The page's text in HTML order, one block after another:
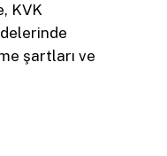
KVK
şartları ve